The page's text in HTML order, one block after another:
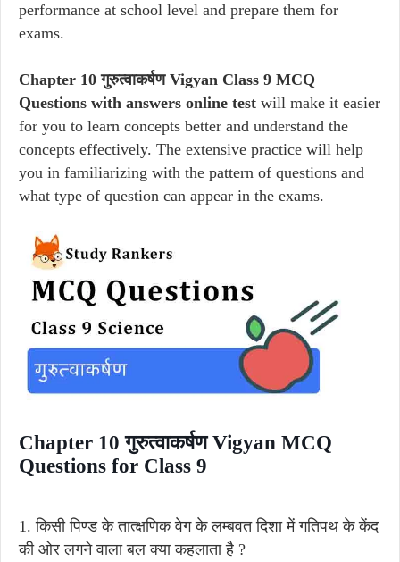
performance at school level and prepare them for
exams.
Chapter 10 गुरुत्वाकर्षण Vigyan Class 9 MCQ
Questions with answers online test will make it easier
for you to learn concepts better and understand the
concepts effectively. The extensive practice will help
you in familiarizing with the pattern of questions and
what type of question can appear in the exams.
Chapter 10 गुरुत्वाकर्षण Vigyan MCQ
Questions for Class 9
1. किसी पिण्ड के तात्क्षणिक वेग के लम्बवत दिशा में गतिपथ के केंद
की ओर लगने वाला बल क्या कहलाता है ?